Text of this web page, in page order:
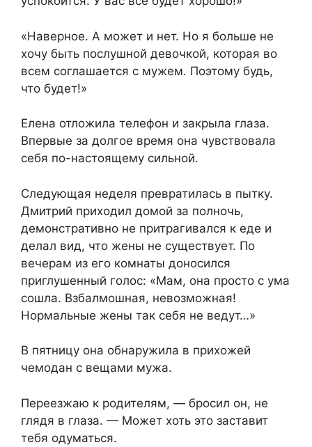
«Наверное. А может и нет. Но я больше не
хочу быть послушной девочкой, которая во
всем соглашается с мужем. Поэтому будь,
что будет!»
Елена отложила телефон и закрыла глаза.
Впервые за долгое время она чувствовала
себя по-настоящему сильной.
Следующая неделя превратилась в пытку.
Дмитрий приходил домой за полночь,
демонстративно не притрагивался к еде и
делал вид, что жены не существует. По
вечерам из его комнаты доносился
приглушенный голос: «Мам, она просто с ума
сошла. Взбалмошная, невозможная!
Нормальные жены так себя не ведут…»
В пятницу она обнаружила в прихожей
чемодан с вещами мужа.
Переезжаю к родителям, — бросил он, не
глядя в глаза. — Может хоть это заставит
тебя одуматься.